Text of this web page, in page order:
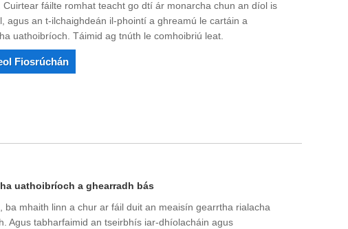
fáilte romhat teacht go dtí ár monarcha chun an díol is
agus an t-ilchaighdeán il-phointí a ghreamú le cartáin a
uathoibríoch. Táimid ag tnúth le comhoibriú leat.
Fiosrúchán
uathoibríoch a ghearradh bás
ba mhaith linn a chur ar fáil duit an meaisín gearrtha rialacha
Agus tabharfaimid an tseirbhís iar-dhíolacháin agus